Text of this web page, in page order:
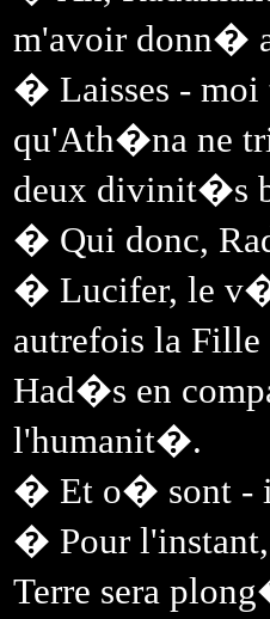
m'avoir donn�
� Laisses - moi
qu'Ath�na ne
deux divinit�s
� Qui donc,
� Lucifer, le
autrefois la
Had�s en
l'humanit�.
� Et o� sont -
� Pour
Terre sera